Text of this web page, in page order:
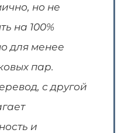
но не
на 100%
для менее
пар.
с другой
и